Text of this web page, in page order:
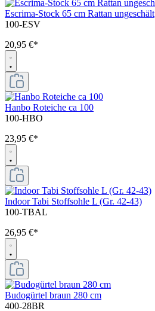
Escrima-Stock 65 cm Rattan ungeschält
100-ESV
20,95 €*
Hanbo Roteiche ca 100
100-HBO
23,95 €*
Indoor Tabi Stoffsohle L (Gr. 42-43)
100-TBAL
26,95 €*
Budogürtel braun 280 cm
400-28BR